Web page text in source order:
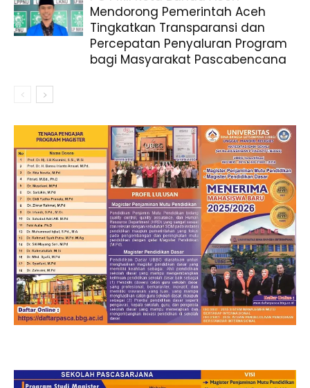
Mendorong Pemerintah Aceh
Tingkatkan Transparansi dan
Percepatan Penyaluran Program
bagi Masyarakat Pascabencana